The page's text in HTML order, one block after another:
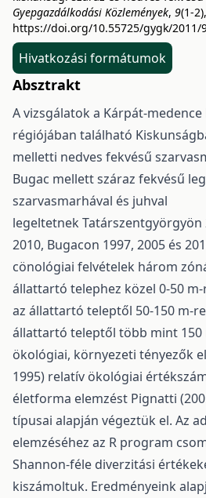
Gyepgazdálkodási Közlemények, 9(1-
https://doi.org/10.55725/gygk/2011/
Hivatkozási formátumok
Absztrakt
A vizsgálatok a Kárpát-
régiójában található
melletti nedves fekvésű
Bugac mellett száraz fekvésű
szarvasmarhával és juhval
legeltetnek Tatárszentgyörgyön
2010, Bugacon 1997, 2005 és
cönológiai felvételek három
állattartó telephez közel 0-50 m-
az állattartó teleptől 50-150 m-re
állattartó teleptől több mint 150
ökológiai, környezeti tényezők
1995) relatív ökológiai
életforma elemzést Pignatti
típusai alapján végeztük el. Az
elemzéséhez az R program
Shannon-féle diverzitási
kiszámoltuk. Eredményeink